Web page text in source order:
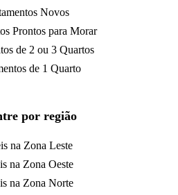
Novos
Prontos para Morar
de 2 ou 3 Quartos
de 1 Quarto
por região
na Zona Leste
na Zona Oeste
na Zona Norte